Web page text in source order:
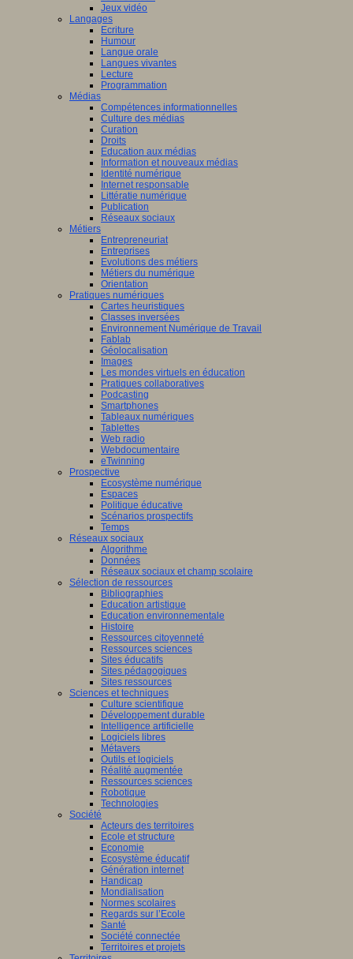
Jeux vidéo
Langages
Ecriture
Humour
Langue orale
Langues vivantes
Lecture
Programmation
Médias
Compétences informationnelles
Culture des médias
Curation
Droits
Education aux médias
Information et nouveaux médias
Identité numérique
Internet responsable
Littératie numérique
Publication
Réseaux sociaux
Métiers
Entrepreneuriat
Entreprises
Evolutions des métiers
Métiers du numérique
Orientation
Pratiques numériques
Cartes heuristiques
Classes inversées
Environnement Numérique de Travail
Fablab
Géolocalisation
Images
Les mondes virtuels en éducation
Pratiques collaboratives
Podcasting
Smartphones
Tableaux numériques
Tablettes
Web radio
Webdocumentaire
eTwinning
Prospective
Ecosystème numérique
Espaces
Politique éducative
Scénarios prospectifs
Temps
Réseaux sociaux
Algorithme
Données
Réseaux sociaux et champ scolaire
Sélection de ressources
Bibliographies
Education artistique
Education environnementale
Histoire
Ressources citoyenneté
Ressources sciences
Sites éducatifs
Sites pédagogiques
Sites ressources
Sciences et techniques
Culture scientifique
Développement durable
Intelligence artificielle
Logiciels libres
Métavers
Outils et logiciels
Réalité augmentée
Ressources sciences
Robotique
Technologies
Société
Acteurs des territoires
Ecole et structure
Economie
Ecosystème éducatif
Génération internet
Handicap
Mondialisation
Normes scolaires
Regards sur l’Ecole
Santé
Société connectée
Territoires et projets